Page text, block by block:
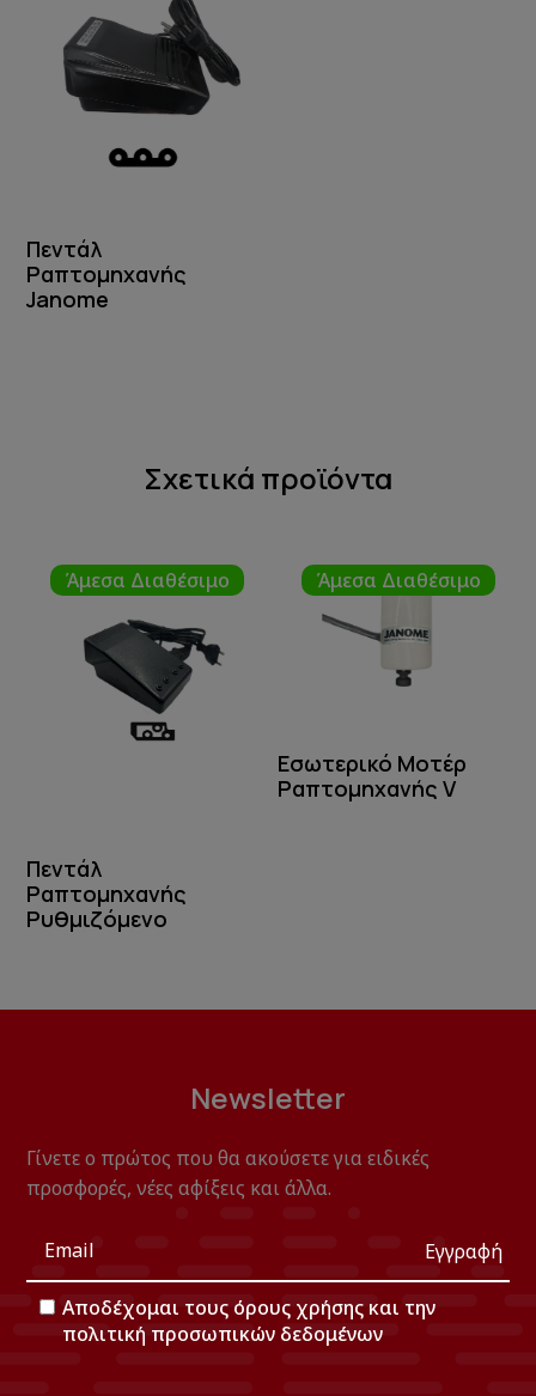
Πεντάλ
Ραπτομηχανής
Janome
Σχετικά προϊόντα
Άμεσα Διαθέσιμο
Πεντάλ
Ραπτομηχανής
Ρυθμιζόμενο
Άμεσα Διαθέσιμο
Εσωτερικό Μοτέρ
Ραπτομηχανής V
Newsletter
Γίνετε ο πρώτος που θα ακούσετε για ειδικές
προσφορές, νέες αφίξεις και άλλα.
Εγγραφή
Αποδέχομαι τους όρους χρήσης και την
πολιτική προσωπικών δεδομένων